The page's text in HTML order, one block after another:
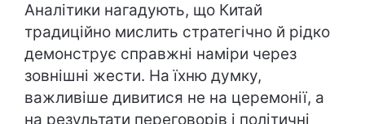
Аналітики нагадують, що Китай
традиційно мислить стратегічно й рідко
демонструє справжні наміри через
зовнішні жести. На їхню думку,
важливіше дивитися не на церемонії, а
на результати переговорів і політичні